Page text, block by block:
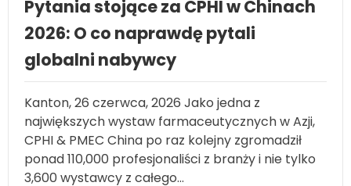
2026: O co naprawdę pytali
globalni nabywcy
Kanton, 26 czerwca, 2026 Jako jedna z
największych wystaw farmaceutycznych w Azji,
CPHI & PMEC China po raz kolejny zgromadził
ponad 110,000 profesjonaliści z branży i nie tylko
3,600 wystawcy z całego...